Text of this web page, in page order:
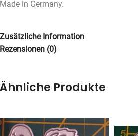
Made in Germany.
Zusätzliche Information
Rezensionen (0)
Ähnliche Produkte